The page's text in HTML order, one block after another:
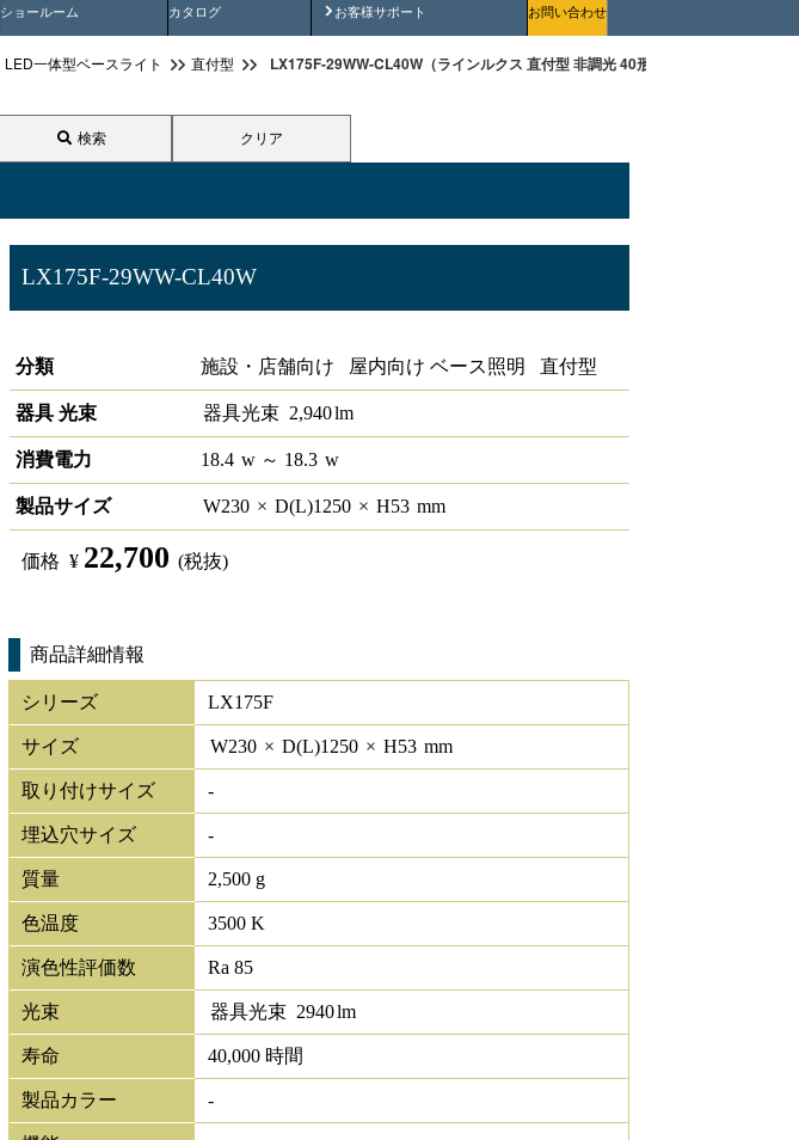
ショールーム カタログ お客様サポート
安全にご使用いただくためにお問い合わせ
LED一体型ベースライト 直付型 LX175F-29WW-CL40W（ラインルクス 直付型 非調光 40形 幅230 ）
検索 クリア
LX175F-29WW-CL40W
分類
施設・店舗向け 屋内向け ベース照明 直付型
器具 光束 器具光束 2,940lm
消費電力 18.4 w ～ 18.3 w
製品サイズ W230 × D(L)1250 × H53 mm
価格 ¥ 22,700 (税抜)
商品詳細情報
シリーズ LX175F
サイズ W230 × D(L)1250 × H53 mm
取り付けサイズ -
埋込穴サイズ -
質量 2,500 g
色温度 3500 K
演色性評価数 Ra 85
光束 器具光束 2940lm
寿命 40,000 時間
製品カラー -